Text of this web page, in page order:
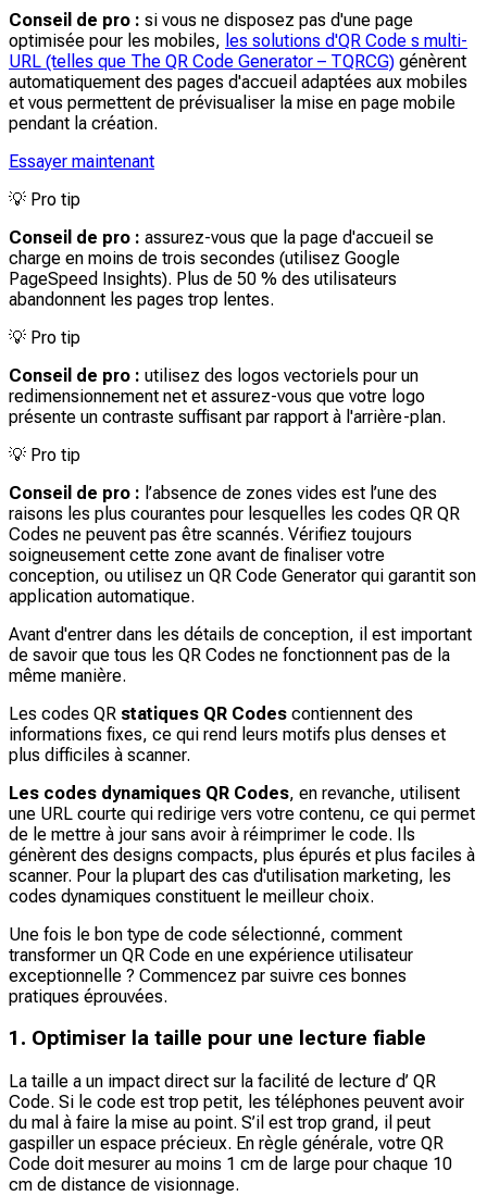
Conseil de pro : si vous ne disposez pas d'une page
optimisée pour les mobiles, les solutions d'QR Code s multi-
URL (telles que The QR Code Generator – TQRCG) génèrent
automatiquement des pages d'accueil adaptées aux mobiles
et vous permettent de prévisualiser la mise en page mobile
pendant la création.
Essayer maintenant
💡 Pro tip
Conseil de pro : assurez-vous que la page d'accueil se
charge en moins de trois secondes (utilisez Google
PageSpeed Insights). Plus de 50 % des utilisateurs
abandonnent les pages trop lentes.
💡 Pro tip
Conseil de pro : utilisez des logos vectoriels pour un
redimensionnement net et assurez-vous que votre logo
présente un contraste suffisant par rapport à l'arrière-plan.
💡 Pro tip
Conseil de pro : l’absence de zones vides est l’une des
raisons les plus courantes pour lesquelles les codes QR QR
Codes ne peuvent pas être scannés. Vérifiez toujours
soigneusement cette zone avant de finaliser votre
conception, ou utilisez un QR Code Generator qui garantit son
application automatique.
Avant d'entrer dans les détails de conception, il est important
de savoir que tous les QR Codes ne fonctionnent pas de la
même manière.
Les codes QR statiques QR Codes contiennent des
informations fixes, ce qui rend leurs motifs plus denses et
plus difficiles à scanner.
Les codes dynamiques QR Codes, en revanche, utilisent
une URL courte qui redirige vers votre contenu, ce qui permet
de le mettre à jour sans avoir à réimprimer le code. Ils
génèrent des designs compacts, plus épurés et plus faciles à
scanner. Pour la plupart des cas d'utilisation marketing, les
codes dynamiques constituent le meilleur choix.
Une fois le bon type de code sélectionné, comment
transformer un QR Code en une expérience utilisateur
exceptionnelle ? Commencez par suivre ces bonnes
pratiques éprouvées.
1. Optimiser la taille pour une lecture fiable
La taille a un impact direct sur la facilité de lecture d’ QR
Code. Si le code est trop petit, les téléphones peuvent avoir
du mal à faire la mise au point. S’il est trop grand, il peut
gaspiller un espace précieux. En règle générale, votre QR
Code doit mesurer au moins 1 cm de large pour chaque 10
cm de distance de visionnage.